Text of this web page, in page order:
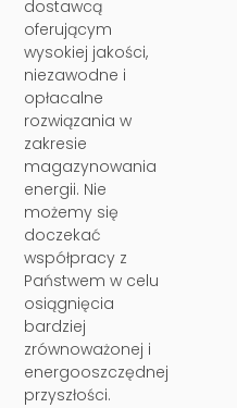
dostawcą
oferującym
wysokiej jakości,
niezawodne i
opłacalne
rozwiązania w
zakresie
magazynowania
energii. Nie
możemy się
doczekać
współpracy z
Państwem w celu
osiągnięcia
bardziej
zrównoważonej i
energooszczędnej
przyszłości.